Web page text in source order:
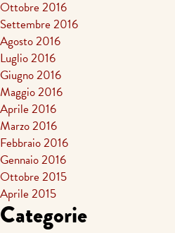
Ottobre 2016
Settembre 2016
Agosto 2016
Luglio 2016
Giugno 2016
Maggio 2016
Aprile 2016
Marzo 2016
Febbraio 2016
Gennaio 2016
Ottobre 2015
Aprile 2015
Categorie